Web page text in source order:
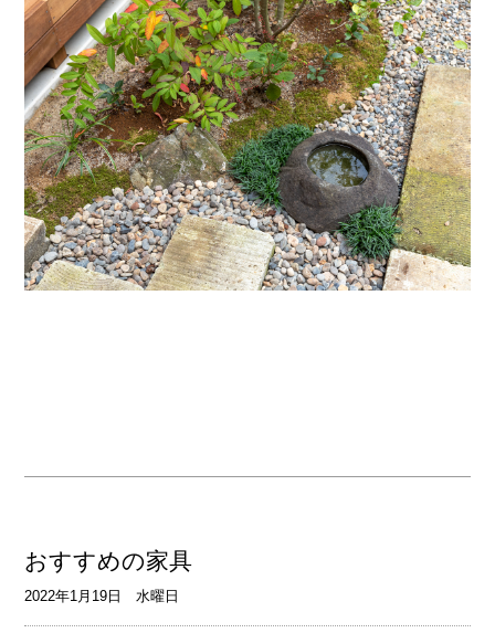
おすすめの家具
2022年1月19日 水曜日